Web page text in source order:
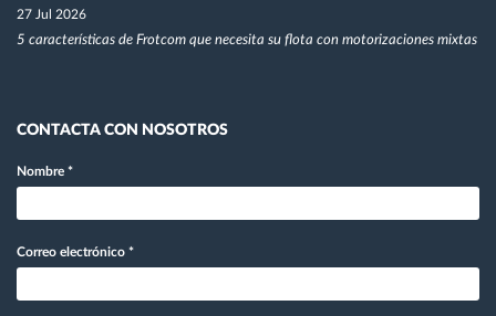
27 Jul 2026
5 características de Frotcom que necesita su flota con motorizaciones mixtas
CONTACTA CON NOSOTROS
Nombre *
Correo electrónico *